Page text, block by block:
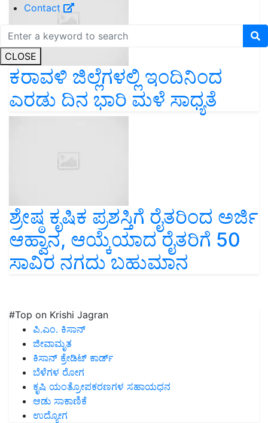
Contact
CLOSE
ಕರಾವಳಿ ಜಿಲ್ಲೆಗಳಲ್ಲಿ ಇಂದಿನಿಂದ
ಎರಡು ದಿನ ಭಾರಿ ಮಳೆ ಸಾಧ್ಯತೆ
ಶ್ರೇಷ್ಠ ಕೃಷಿಕ ಪ್ರಶಸ್ತಿಗೆ ರೈತರಿಂದ ಅರ್ಜಿ
ಆಹ್ವಾನ, ಆಯ್ಕೆಯಾದ ರೈತರಿಗೆ 50
ಸಾವಿರ ನಗದು ಬಹುಮಾನ
#Top on Krishi Jagran
ಪಿ.ಎಂ. ಕಿಸಾನ್
ಜೀವಾಮೃತ
ಕಿಸಾನ್ ಕ್ರೇಡಿಟ್ ಕಾರ್ಡ್
ಬೆಳೆಗಳ ರೋಗ
ಕೃಷಿ ಯಂತ್ರೋಪಕರಣಗಳ ಸಹಾಯಧನ
ಆಡು ಸಾಕಾಣಿಕೆ
ಉದ್ಯೋಗ